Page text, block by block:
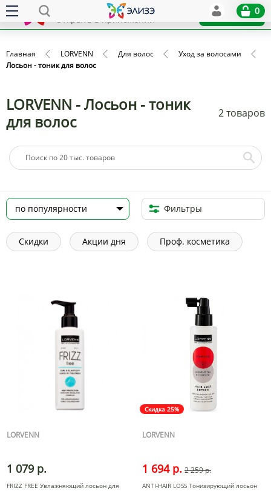
x
Открыть в приложении
Установить
0
Главная LORVENN Для волос
Уход за волосами
Лосьон - тоник для волос
LORVENN - Лосьон - тоник
для волос
2 товаров
Фильтры
Скидки Акции дня Проф. косметика
LORVENN
1 079 р.
FRIZZ FREE Увлажняющий лосьон для
Скидка 25%
LORVENN
1 694 р. 2 259 р.
ANTI-HAIR LOSS Тонизирующий лосьон